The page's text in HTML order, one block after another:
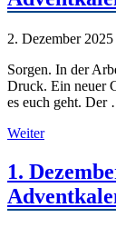
2. Dezember 2025
Sorgen. In der
Druck. Ein neuer
es euch geht. Der
Weiter
1.